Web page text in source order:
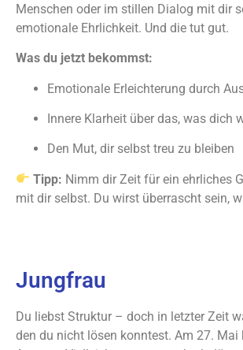
Menschen oder im stillen Dialog mit dir
emotionale Ehrlichkeit. Und die tut gut.
Was du jetzt bekommst:
Emotionale Erleichterung durch
Innere Klarheit über das, was dich
Den Mut, dir selbst treu zu bleiben
Tipp: Nimm dir Zeit für ein ehrliches
mit dir selbst. Du wirst überrascht sein,
Jungfrau
Du liebst Struktur – doch in letzter Zeit
den du nicht lösen konntest. Am 27. Mai